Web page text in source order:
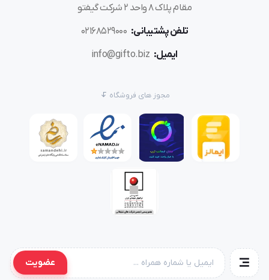
مقام پلاک 8 واحد 2 شرکت گیفتو
تلفن پشتیبانی: 02168529000
ایمیل: info@gifto.biz
مجوز های فروشگاه
عضویت